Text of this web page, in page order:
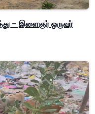
– இளைஞர் ஒருவர்